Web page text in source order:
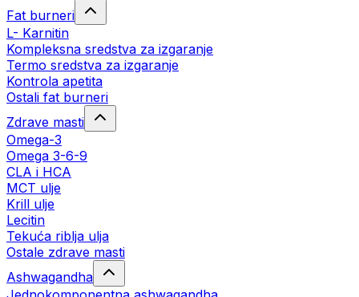
Fat burneri
L- Karnitin
Kompleksna sredstva za izgaranje
Termo sredstva za izgaranje
Kontrola apetita
Ostali fat burneri
Zdrave masti
Omega-3
Omega 3-6-9
CLA i HCA
MCT ulje
Krill ulje
Lecitin
Tekuća riblja ulja
Ostale zdrave masti
Ashwagandha